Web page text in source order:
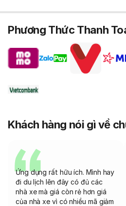
Phương Thức Thanh
Khách hàng nói gì về
Ứng dụng rất hữu ích. Mình hay
đi du lịch lên đây có đủ các
nhà xe mà giá còn rẻ hơn giá
của nhà xe vì có nhiều mã giảm